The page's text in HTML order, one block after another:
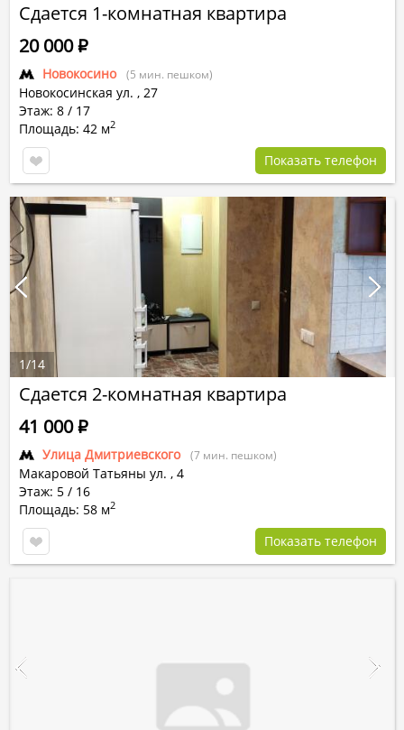
Сдается 1-комнатная квартира
Новокосино (5 мин. пешком)
Новокосинская ул. , 27
Этаж: 8 / 17
Площадь: 42 м2
20 000Р
Показать телефон
Сдается 2-комнатная квартира
Улица Дмитриевского (7 мин. пешком)
Макаровой Татьяны ул. , 4
Этаж: 5 / 16
Площадь: 58 м2
41 000Р
Показать телефон
1/14